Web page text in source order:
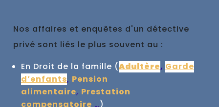
Nos affaires et enquêtes d'un détective
privé sont liés le plus souvent au :
En Droit de la famille (Adultère, Garde
d’enfants, Pension
alimentaire, Prestation
compensatoire …)